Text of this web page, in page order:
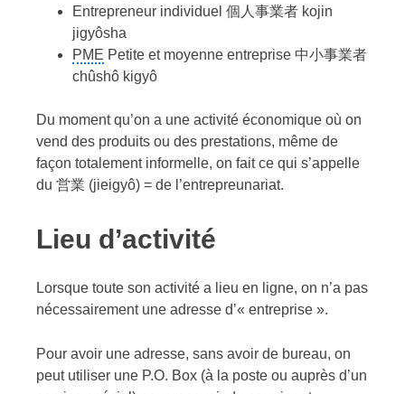
Entrepreneur individuel 個人事業者 kojin
jigyôsha
PME Petite et moyenne entreprise 中小事業者
chûshô kigyô
Du moment qu’on a une activité économique où on
vend des produits ou des prestations, même de
façon totalement informelle, on fait ce qui s’appelle
du 営業 (jieigyô) = de l’entrepreunariat.
Lieu d’activité
Lorsque toute son activité a lieu en ligne, on n’a pas
nécessairement une adresse d’« entreprise ».
Pour avoir une adresse, sans avoir de bureau, on
peut utiliser une P.O. Box (à la poste ou auprès d’un